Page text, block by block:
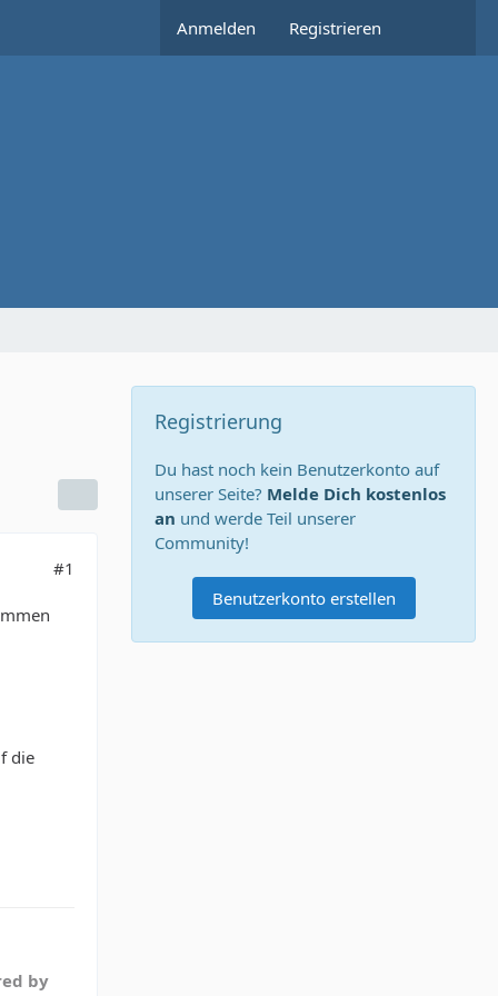
Anmelden Registrieren
#1
die
by
Registrierung
Du hast noch kein Benutzerkonto auf
unserer Seite? Melde Dich kostenlos
an und werde Teil unserer
Community!
Benutzerkonto erstellen